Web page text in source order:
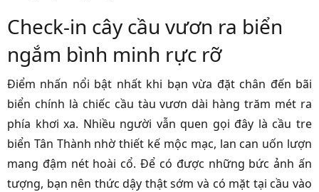
Check-in cây cầu vươn ra biển
ngắm bình minh rực rỡ
Điểm nhấn nổi bật nhất khi bạn vừa đặt chân đến bãi
biển chính là chiếc cầu tàu vươn dài hàng trăm mét ra
phía khơi xa. Nhiều người vẫn quen gọi đây là cầu tre
biển Tân Thành nhờ thiết kế mộc mạc, lan can uốn lượn
mang đậm nét hoài cổ. Để có được những bức ảnh ấn
tượng, bạn nên thức dậy thật sớm và có mặt tại cầu vào